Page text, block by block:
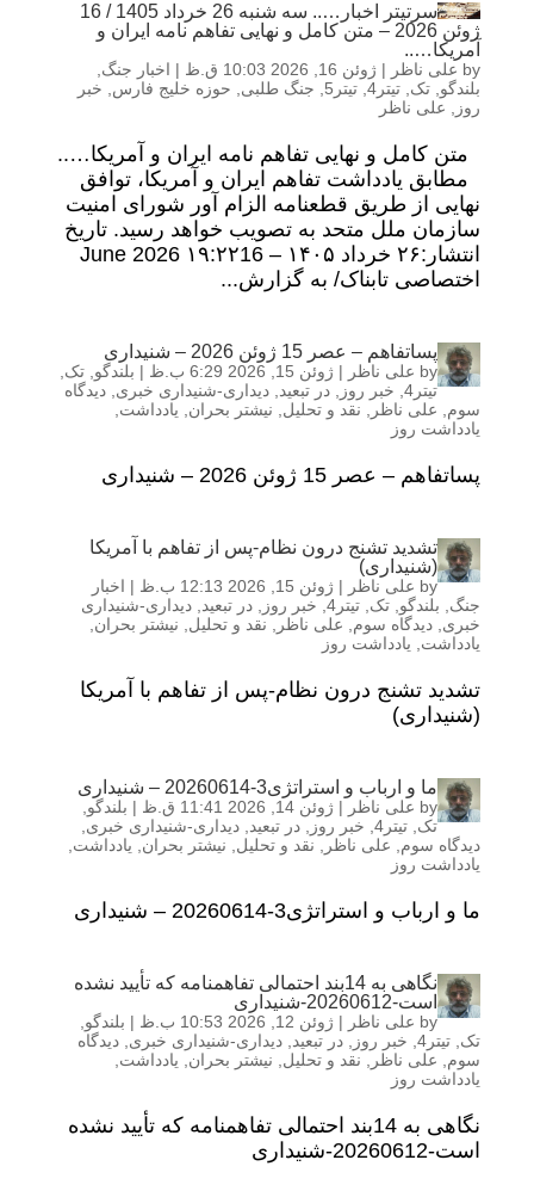
سرتیتر اخبار….. سه شنبه 26 خرداد 1405 / 16
ژوئن 2026 – متن کامل و نهایی تفاهم نامه ایران و
آمریکا…..
by علی ناظر | ژوئن 16, 2026 10:03 ق.ظ | اخبار جنگ
بلندگو تک تیتر4 , تیتر5 جنگ طلبی حوزه خلیج فارس
خبر
روز
علی ناظر
متن کامل و نهایی تفاهم نامه ایران و آمریکا…..
مطابق یادداشت تفاهم ایران و آمریکا، توافق
نهایی از طریق قطعنامه الزام آور شورای امنیت
سازمان ملل متحد به تصویب خواهد رسید. تاریخ
انتشار:۲۶ خرداد ۱۴۰۵ – ۱۹:۲۲16 June 2026
اختصاصی تابناک/ به گزارش...
پساتفاهم – عصر 15 ژوئن 2026 – شنیداری
by علی ناظر | ژوئن 15, 2026 6:29 ب.ظ | بلندگو تک
تیتر4
, خبر روز در تبعید دیداری-شنیداری خبری دیدگاه
سوم
علی ناظر نقد و تحلیل نیشتر بحران یادداشت
یادداشت روز
پساتفاهم – عصر 15 ژوئن 2026 – شنیداری
تشدید تشنج درون نظام-پس از تفاهم با آمریکا
(شنیداری)
by علی ناظر | ژوئن 15, 2026 12:13 ب.ظ | اخبار
جنگ
بلندگو تک تیتر4 , خبر روز در تبعید
دیداری-شنیداری
خبری دیدگاه سوم علی ناظر نقد و تحلیل نیشتر بحران
یادداشت
یادداشت روز
تشدید تشنج درون نظام-پس از تفاهم با آمریکا
(شنیداری)
ما و ارباب و استراتژی3-20260614 – شنیداری
by علی ناظر | ژوئن 14, 2026 11:41 ق.ظ | بلندگو
تک تیتر4 , خبر روز در تبعید دیداری-شنیداری خبری
دیدگاه سوم
علی ناظر نقد و تحلیل نیشتر بحران یادداشت
یادداشت روز
ما و ارباب و استراتژی3-20260614 – شنیداری
نگاهی به 14بند احتمالی تفاهمنامه که تأیید نشده
است-20260612-شنیداری
by علی ناظر | ژوئن 12, 2026 10:53 ب.ظ | بلندگو
تک تیتر4 , خبر روز در تبعید دیداری-شنیداری خبری دیدگاه
سوم
علی ناظر نقد و تحلیل نیشتر بحران یادداشت
یادداشت روز
نگاهی به 14بند احتمالی تفاهمنامه که تأیید نشده
است-20260612-شنیداری